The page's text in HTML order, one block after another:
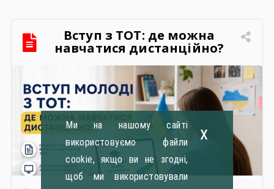
організацією «Жива планета» у співпраці з
Міністерством економіки України та ДП
«Прозорро» в межах циклу вебінарів,
Вступ з ТОТ: де можна
навчатися дистанційно?
Ми на нашому сайті
використовуємо файли
cookie, якщо ви не згодні,
щоб ми використовували
x